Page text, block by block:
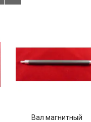
Вал магнитный